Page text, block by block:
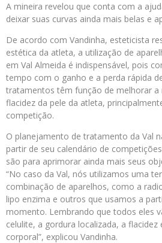
A mineira revelou que conta com a
deixar suas curvas ainda mais belas e
De acordo com Vandinha, esteticista
estética da atleta, a utilização de
em Val Almeida é indispensável, pois
tempo com o ganho e a perda rápida
tratamentos têm função de melhorar a
flacidez da pele da atleta,
competição.
O planejamento de tratamento da Val
partir de seu calendário de
são para aprimorar ainda mais seus
“No caso da Val, nós utilizamos uma
combinação de aparelhos, como a
lipo enzima e outros que usamos a
momento. Lembrando que todos eles
celulite, a gordura localizada, a
corporal”, explicou Vandinha.